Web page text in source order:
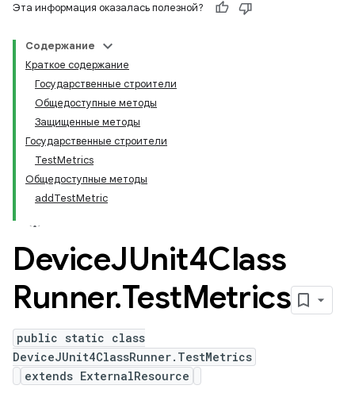
Эта информация оказалась полезной?
Содержание
Краткое содержание
Государственные строители
Общедоступные методы
Защищенные методы
Государственные строители
TestMetrics
Общедоступные методы
addTestMetric
DeviceJUnit4Class
Runner.TestMetrics
public static class
DeviceJUnit4ClassRunner.TestMetrics
extends ExternalResource